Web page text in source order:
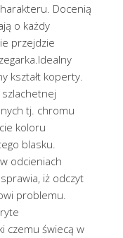
Docenią
o każdy
przejdzie
kształt koperty.
tj. chromu
koloru
blasku.
odcieniach
iż odczyt
problemu.
czemu świecą w